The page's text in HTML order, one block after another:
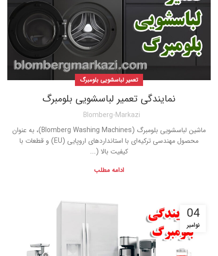
تعمیر لباسشویی بلومبرگ
نمایندگی تعمیر لباسشویی بلومبرگ
Blomberg-Markazi
ماشین لباسشویی بلومبرگ (Blomberg Washing Machines)، به عنوان
محصول مهندسی ترکیه‌ای با استانداردهای اروپایی (EU) و قطعات با
کیفیت بالا (...
ادامه مطلب
04
نوامبر